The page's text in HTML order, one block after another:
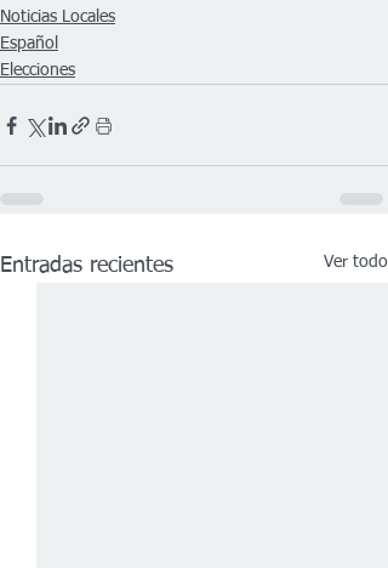
Noticias Locales
Español
Elecciones
Entradas recientes Ver todo